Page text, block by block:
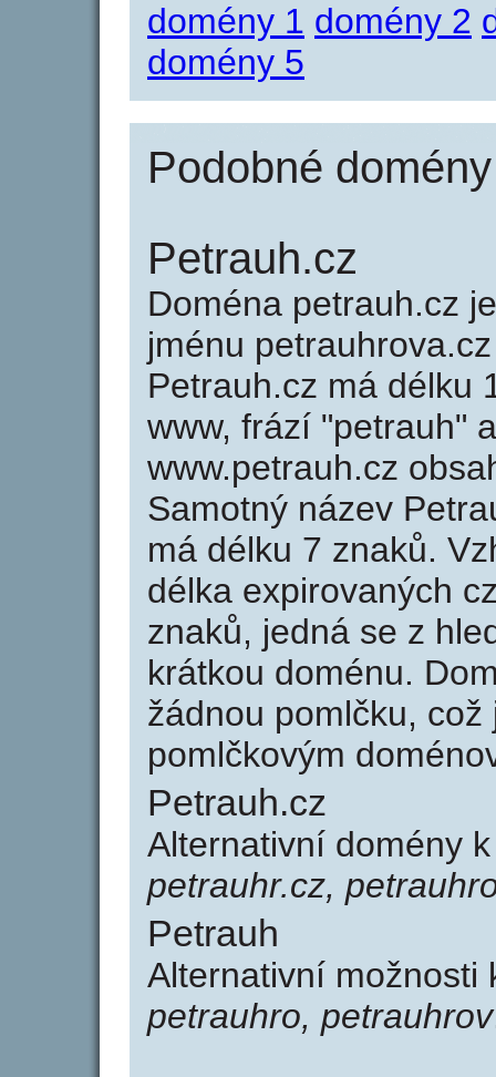
domény 1 domény 2
domény 5
Podobné
Petrauh.cz
Doména petrauh.cz
jménu
Petrauh.cz má délku
www, frází "petrauh"
www.petrauh.cz
Samotný název
má délku 7 znaků.
délka expirovaných
znaků, jedná se z
krátkou doménu.
žádnou pomlčku,
pomlčkovým
Petrauh.cz
Alternativní domény
petrauhr.cz,
Petrauh
Alternativní
petrauhro, petrauhrov